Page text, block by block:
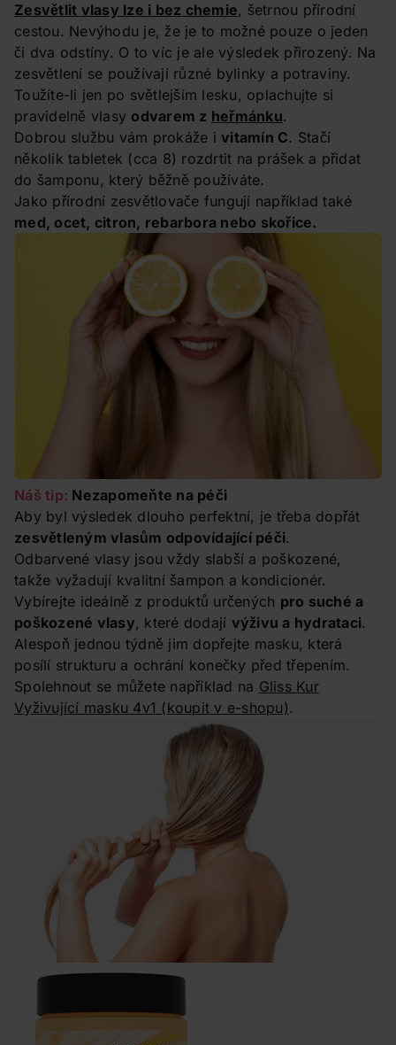
Zesvětlit vlasy lze i bez chemie, šetrnou přírodní
cestou. Nevýhodu je, že je to možné pouze o jeden
či dva odstíny. O to víc je ale výsledek přirozený. Na
zesvětlení se používají různé bylinky a potraviny.
Toužíte-li jen po světlejším lesku, oplachujte si
pravidelně vlasy odvarem z heřmánku.
Dobrou službu vám prokáže i vitamín C. Stačí
několik tabletek (cca 8) rozdrtit na prášek a přidat
do šamponu, který běžně používáte.
Jako přírodní zesvětlovače fungují například také
med, ocet, citron, rebarbora nebo skořice.
Náš tip: Nezapomeňte na péči
Aby byl výsledek dlouho perfektní, je třeba dopřát
zesvětleným vlasům odpovídající péči.
Odbarvené vlasy jsou vždy slabší a poškozené,
takže vyžadují kvalitní šampon a kondicionér.
Vybírejte ideálně z produktů určených pro suché a
poškozené vlasy, které dodají výživu a hydrataci.
Alespoň jednou týdně jim dopřejte masku, která
posílí strukturu a ochrání konečky před třepením.
Spolehnout se můžete například na Gliss Kur
Vyživující masku 4v1 (koupit v e-shopu).